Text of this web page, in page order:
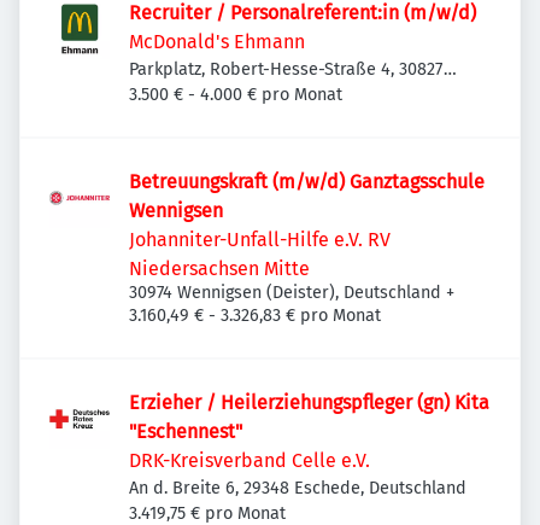
Recruiter / Personalreferent:in (m/w/d)
McDonald's Ehmann
Parkplatz, Robert-Hesse-Straße 4, 30827
Garbsen, Deutschland
3.500 € - 4.000 € pro Monat
Betreuungskraft (m/w/d) Ganztagsschule
Wennigsen
Johanniter-Unfall-Hilfe e.V. RV
Niedersachsen Mitte
30974 Wennigsen (Deister), Deutschland +
3.160,49 € - 3.326,83 € pro Monat
Erzieher / Heilerziehungspfleger (gn) Kita
"Eschennest"
DRK-Kreisverband Celle e.V.
An d. Breite 6, 29348 Eschede, Deutschland
3.419,75 € pro Monat